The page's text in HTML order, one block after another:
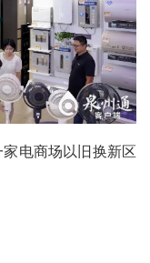
以旧换新区